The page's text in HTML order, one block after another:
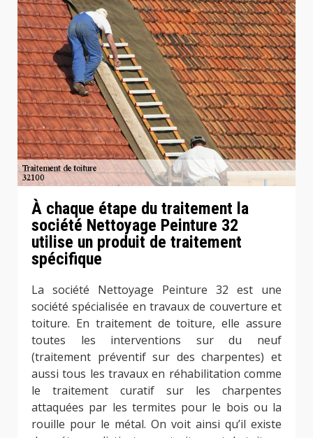
À chaque étape du traitement la
société Nettoyage Peinture 32
utilise un produit de traitement
spécifique
La société Nettoyage Peinture 32 est une
société spécialisée en travaux de couverture et
toiture. En traitement de toiture, elle assure
toutes les interventions sur du neuf
(traitement préventif sur des charpentes) et
aussi tous les travaux en réhabilitation comme
le traitement curatif sur les charpentes
attaquées par les termites pour le bois ou la
rouille pour le métal. On voit ainsi qu’il existe